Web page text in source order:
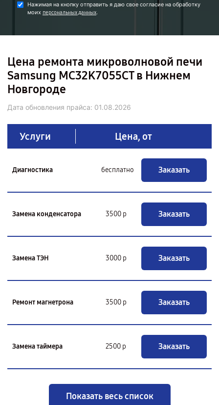
Нажимая на кнопку отправить я даю свое согласие на обработку
моих персональных данных.
Цена ремонта микроволновой печи
Samsung MC32K7055CT в Нижнем
Новгороде
Дата обновления прайса: 01.08.2026
Услуги Цена, от
Диагностика бесплатно Заказать
Замена конденсатора 3500 р Заказать
Замена ТЭН 3000 р Заказать
Ремонт магнетрона 3500 р Заказать
Замена таймера 2500 р Заказать
Показать весь список